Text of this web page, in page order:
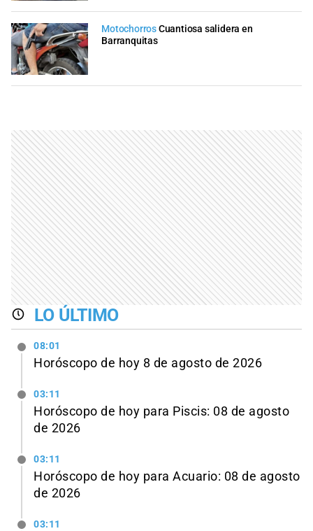
MotochorrosCuantiosa salidera en
Barranquitas
LO ÚLTIMO
08:01
Horóscopo de hoy 8 de agosto de 2026
03:11
Horóscopo de hoy para Piscis: 08 de agosto
de 2026
03:11
Horóscopo de hoy para Acuario: 08 de agosto
de 2026
03:11